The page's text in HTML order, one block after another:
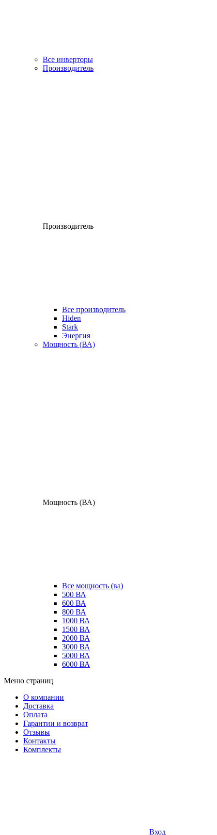
Все инверторы
Производитель
Производитель
Все производитель
Hiden
Stark
Энергия
Мощность (ВА)
Мощность (ВА)
Все мощность (ва)
500 ВА
600 ВА
800 ВА
1000 ВА
1500 ВА
2000 ВА
3000 ВА
5000 ВА
6000 ВА
Меню страниц
О компании
Доставка
Оплата
Гарантии и возврат
Отзывы
Контакты
Комплекты
Вход